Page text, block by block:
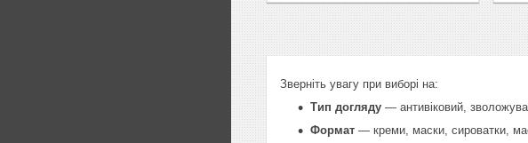
Зверніть увагу при виборі на:
Тип догляду — антивіковий,
Формат — креми, маски, сироватки,